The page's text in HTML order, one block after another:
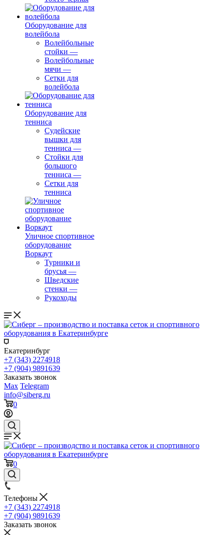
Оборудование для
волейбола
Волейбольные
стойки —
Волейбольные
мячи —
Сетки для
волейбола
Оборудование для
тенниса
Судейские
вышки для
тенниса —
Стойки для
большого
тенниса —
Сетки для
тенниса
Уличное спортивное
оборудование
Воркаут
Турники и
брусья —
Шведские
стенки —
Рукоходы
Екатеринбург
+7 (343) 2274918
+7 (904) 9891639
Заказать звонок
Max Telegram
info@siberg.ru
0
0
Телефоны
+7 (343) 2274918
+7 (904) 9891639
Заказать звонок